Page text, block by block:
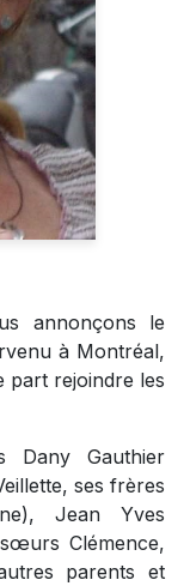
annonçons le
à Montréal,
part rejoindre les
Dany Gauthier
ses frères
Jean Yves
Clémence,
parents et